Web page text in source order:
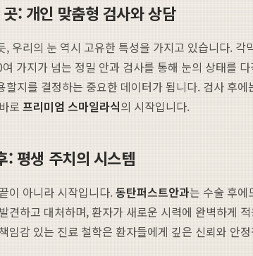
: 개인 맞춤형 검사와 상담
, 우리의 눈 역시 고유한 특성을 가지고 있습니다.
가지가 넘는 정밀 안과 검사를 통해 눈의 상태를
할지를 결정하는 중요한 데이터가 됩니다. 검사 후
로 프리미엄 스마일라식의 시작입니다.
: 평생 주치의 시스템
이 아니라 시작입니다.동탄퍼스트안과는 수술 후에
견하고 대처하며, 환자가 새로운 시력에 완벽하게
임감 있는 진료 철학은 환자들에게 깊은 신뢰와 안